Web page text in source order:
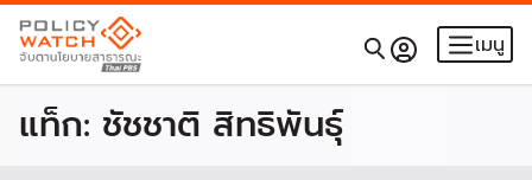
เมนู
แท็ก: ชัชชาติ สิทธิพันธุ์